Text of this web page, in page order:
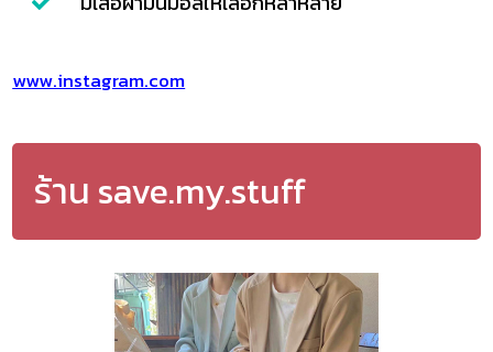
www.instagram.com
ร้าน save.my.stuff